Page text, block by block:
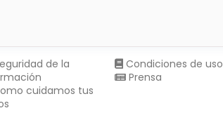
de la
cuidamos tus
Condiciones de uso
Prensa